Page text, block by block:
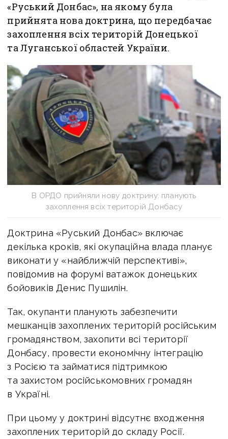
«Руський Донбас», на якому була
прийнята нова доктрина, що передбачає
захоплення всіх територій Донецької
та Луганської областей України.
В ОРДО прийняли нову доктрину: планують
захоплення всіх територій Донбасу
Доктрина «Руський Донбас» включає
декілька кроків, які окупаційна влада планує
виконати у «найближчій перспективі»,
повідомив на форумі ватажок донецьких
бойовиків Денис Пушилін.
Так, окупанти планують забезпечити
мешканців захоплених територій російським
громадянством, захопити всі території
Донбасу, провести економічну інтеграцію
з Росією та займатися підтримкою
та захистом російськомовних громадян
в Україні.
При цьому у доктрині відсутнє входження
захоплених територій до складу Росії.